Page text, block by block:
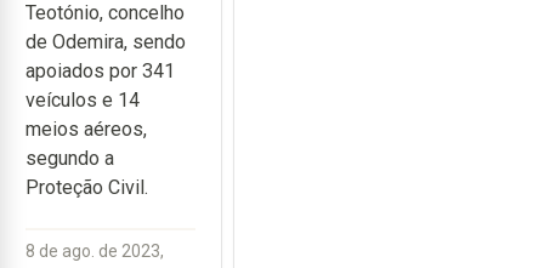
Teotónio, concelho
de Odemira, sendo
apoiados por 341
veículos e 14
meios aéreos,
segundo a
Proteção Civil.
8 de ago. de 2023,